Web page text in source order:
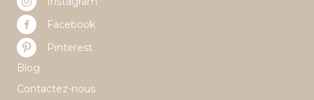
Facebook
Pinterest
Blog
Contactez-nous